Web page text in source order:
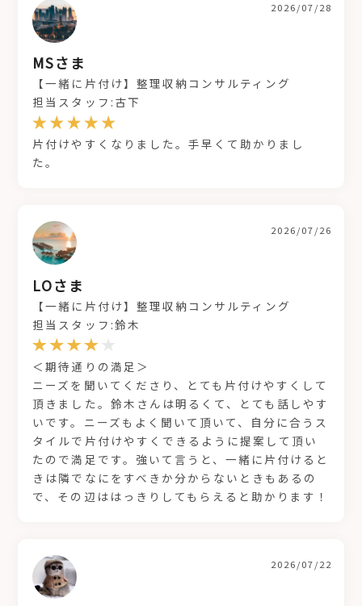
MSさま
2026/07/28
【一緒に片付け】整理収納コンサルティング
担当スタッフ:古下
片付けやすくなりました。手早くて助かりまし
た。
LOさま
2026/07/26
【一緒に片付け】整理収納コンサルティング
担当スタッフ:鈴木
＜期待通りの満足＞
ニーズを聞いてくださり、とても片付けやすくして
頂きました。鈴木さんは明るくて、とても話しやす
いです。ニーズもよく聞いて頂いて、自分に合うス
タイルで片付けやすくできるように提案して頂い
たので満足です。強いて言うと、一緒に片付けると
きは隣でなにをすべきか分からないときもあるの
で、その辺ははっきりしてもらえると助かります！
2026/07/22